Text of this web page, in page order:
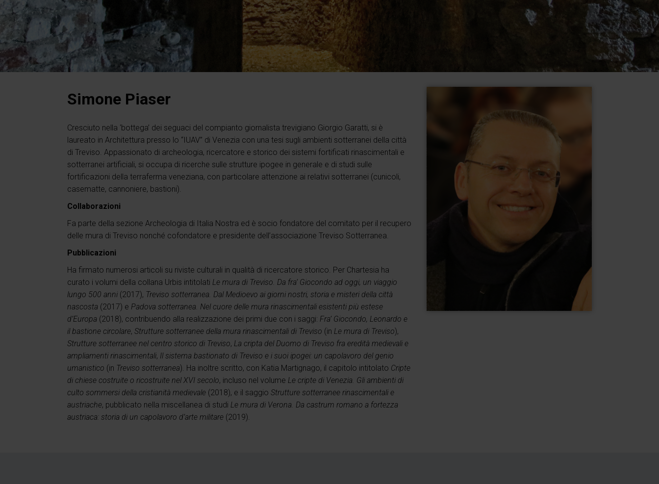
Simone Piaser
Cresciuto nella ‘bottega’ dei seguaci del compianto giornalista trevigiano Giorgio Garatti, si è
laureato in Architettura presso lo “IUAV” di Venezia con una tesi sugli ambienti sotterranei della città
di Treviso. Appassionato di archeologia, ricercatore e storico dei sistemi fortificati rinascimentali e
sotterranei artificiali, si occupa di ricerche sulle strutture ipogee in generale e di studi sulle
fortificazioni della terraferma veneziana, con particolare attenzione ai relativi sotterranei (cunicoli,
casematte, cannoniere, bastioni).
Collaborazioni
Fa parte della sezione Archeologia di Italia Nostra ed è socio fondatore del comitato per il recupero
delle mura di Treviso nonché cofondatore e presidente dell’associazione Treviso Sotterranea.
Pubblicazioni
Ha firmato numerosi articoli su riviste culturali in qualità di ricercatore storico. Per Chartesia ha
curato i volumi della collana Urbis intitolati Le mura di Treviso. Da fra’ Giocondo ad oggi, un viaggio
lungo 500 anni (2017), Treviso sotterranea. Dal Medioevo ai giorni nostri, storia e misteri della città
nascosta (2017) e Padova sotterranea. Nel cuore delle mura rinascimentali esistenti più estese
d’Europa (2018), contribuendo alla realizzazione dei primi due con i saggi: Fra’ Giocondo, Leonardo e
il bastione circolare, Strutture sotterranee della mura rinascimentali di Treviso (in Le mura di Treviso),
Strutture sotterranee nel centro storico di Treviso, La cripta del Duomo di Treviso fra eredità medievali e
ampliamenti rinascimentali, Il sistema bastionato di Treviso e i suoi ipogei: un capolavoro del genio
umanistico (in Treviso sotterranea). Ha inoltre scritto, con Katia Martignago, il capitolo intitolato Cripte
di chiese costruite o ricostruite nel XVI secolo, incluso nel volume Le cripte di Venezia. Gli ambienti di
culto sommersi della cristianità medievale (2018), e il saggio Strutture sotterranee rinascimentali e
austriache, pubblicato nella miscellanea di studi Le mura di Verona. Da castrum romano a fortezza
austriaca: storia di un capolavoro d’arte militare (2019).